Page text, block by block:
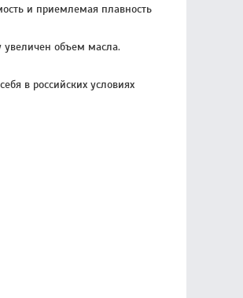
и приемлемая плавность
объем масла.
в российских условиях